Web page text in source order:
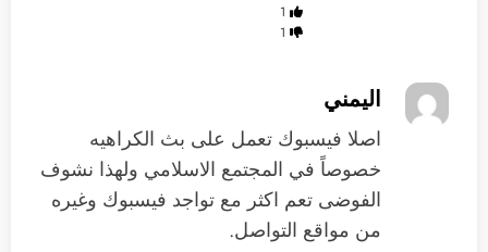
1
1
اليمني
اصلا فيسبوك تعمل على بث الكراهيه
خصوصاً في المجتمع الاسلامي ولهذا نشوف
الفوضى تعم اكثر مع تواجد فيسبوك وغيره
من مواقع التواصل.